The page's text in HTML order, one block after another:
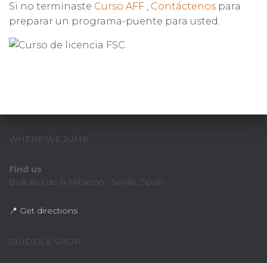
Si no terminaste Curso AFF , Contáctenos para
preparar un programa-puente para usted.
WHERE WE JUMP
Find us
Bollullos de la Mitación · Seville, Spain
📍 Get directions
GUIDES & SHOP